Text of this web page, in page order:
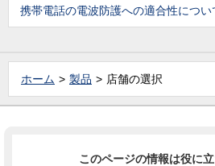
携帯電話の電波防護への適合性につい
ホーム 製品 店舗の選択
このページの情報は役に